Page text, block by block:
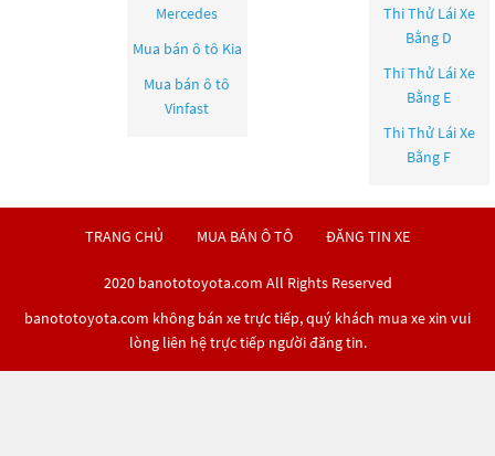
Mercedes
Mua bán ô tô Kia
Mua bán ô tô
Vinfast
Thi Thử Lái Xe
Bằng D
Thi Thử Lái Xe
Bằng E
Thi Thử Lái Xe
Bằng F
TRANG CHỦ MUA BÁN Ô TÔ ĐĂNG TIN XE
2020 banototoyota.com All Rights Reserved
banototoyota.com không bán xe trực tiếp, quý khách mua xe xin vui
lòng liên hệ trực tiếp người đăng tin.